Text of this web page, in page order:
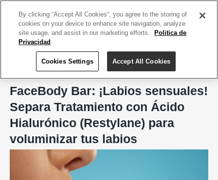
FaceBody Bar, San Juan
FaceBody Bar: ¡Labios sensuales!
Separa Tratamiento con Ácido
Hialurónico (Restylane) para
voluminizar tus labios
By clicking “Accept All Cookies”, you agree to the storing of
cookies on your device to enhance site navigation, analyze
site usage, and assist in our marketing efforts.
Politica de
Privacidad
Cookies Settings Accept All Cookies